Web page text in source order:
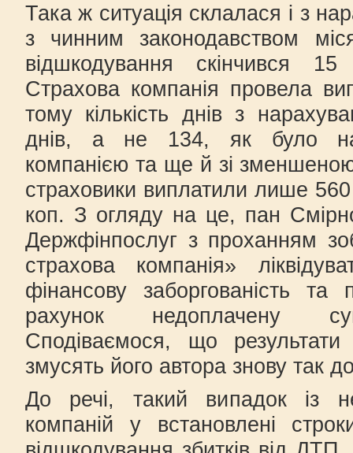
Така ж ситуація склалася і з
з чинним законодавством
відшкодування скінчився
Страхова компанія провела
тому кількість днів з
днів, а не 134, як було
компанією та ще й зі
страховики виплатили лише
коп. З огляду на це, пан
Держфінпослуг з проханням
страхова компанія»
фінансову заборгованість та
рахунок недоплачену
Сподіваємося, що
змусять його автора знову так
До речі, такий випадок із
компаній у встановлені